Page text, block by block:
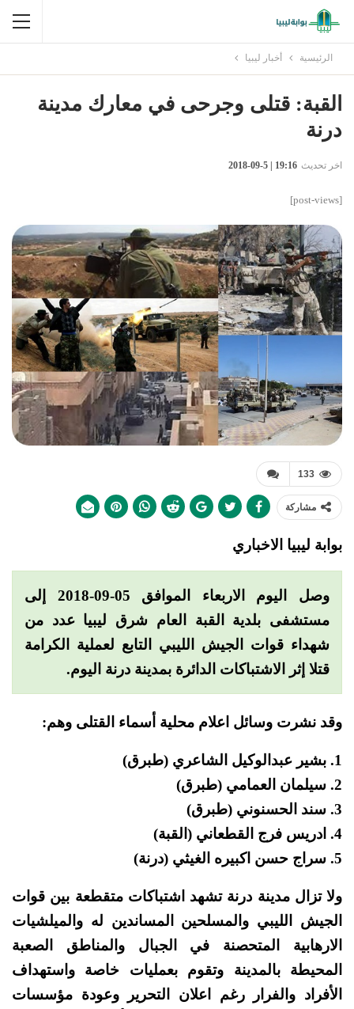
الرئيسية أخبار ليبيا
القبة: قتلى وجرحى في معارك مدينة
درنة
اخر تحديث 19:16 | 5-09-2018
[post-views]
133
مشاركة
بوابة ليبيا الاخباري
وصل اليوم الاربعاء الموافق 05-09-2018 إلى
مستشفى بلدية القبة العام شرق ليبياعدد من
شهداء قوات الجيش الليبي التابع لعملية الكرامة
قتلا إثر الاشتباكات الدائرة بمدينة درنة اليوم.
وقد نشرت وسائل اعلام محلية أسماء القتلى وهم:
1. بشير عبدالوكيل الشاعري (طبرق)
2. سيلمان العمامي (طبرق)
3. سند الحسنوني (طبرق)
4. ادريس فرج القطعاني (القبة)
5. سراج حسن اكبيره الغيثي (درنة)
ولا تزال مدينة درنة تشهد اشتباكات متقطعة بين قوات
الجيش الليبي والمسلحين المساندين له والميلشيات
الارهابية المتحصنة في الجبال والمناطق الصعبة
المحيطة بالمدينة وتقوم بعمليات خاصة واستهداف
الأفراد والفرار رغم اعلان التحرير وعودة مؤسسات